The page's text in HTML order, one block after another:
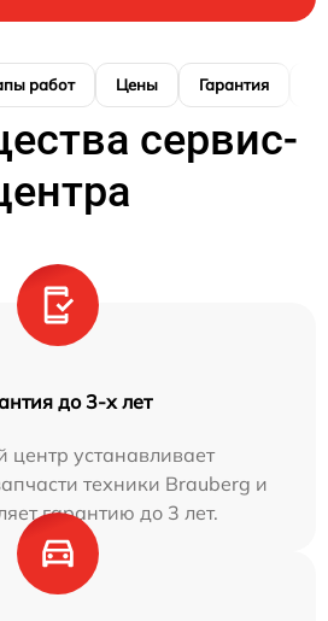
работ Цены Гарантия
сервис-
до 3-х лет
центр устанавливает
техники Brauberg и
гарантию до 3 лет.